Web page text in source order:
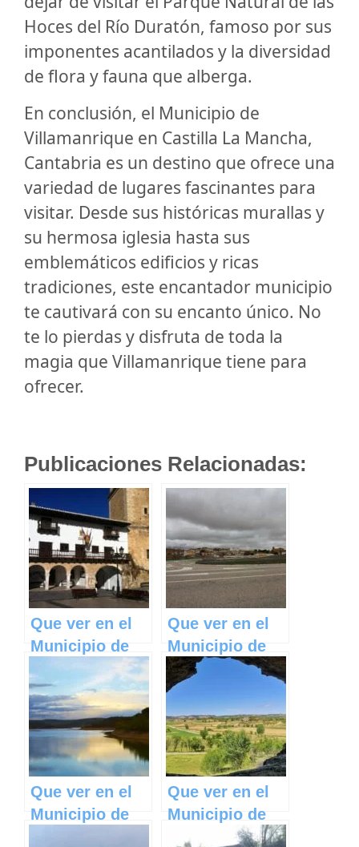
Hoces del Río Duratón, famoso por sus
imponentes acantilados y la diversidad
de flora y fauna que alberga.
En conclusión, el Municipio de
Villamanrique en Castilla La Mancha,
Cantabria es un destino que ofrece una
variedad de lugares fascinantes para
visitar. Desde sus históricas murallas y
su hermosa iglesia hasta sus
emblemáticos edificios y ricas
tradiciones, este encantador municipio
te cautivará con su encanto único. No
te lo pierdas y disfruta de toda la
magia que Villamanrique tiene para
ofrecer.
Publicaciones Relacionadas:
Que ver en el
Municipio de
Tarazona de la
Mancha en
Castilla La
Mancha
Que ver en el
Municipio de
Pozorrubielos
de la Mancha
en Castilla La
Mancha
Que ver en el
Municipio de
Que ver en el
Municipio de
Villanueva de